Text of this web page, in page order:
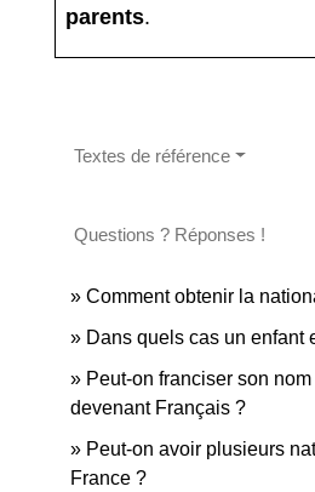
parents.
Textes de référence
Questions ? Réponses !
Comment obtenir la
Dans quels cas un enfant
Peut-on franciser son
devenant Français ?
Peut-on avoir plusieurs
France ?